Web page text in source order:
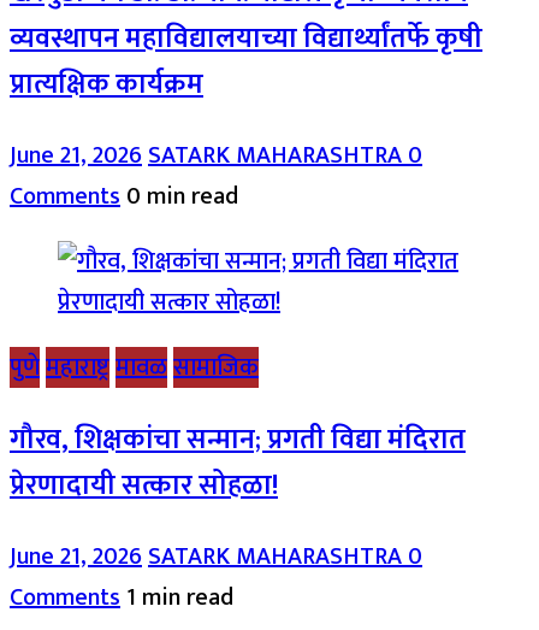
व्यवस्थापन महाविद्यालयाच्या विद्यार्थ्यांतर्फे कृषी
प्रात्यक्षिक कार्यक्रम
June 21, 2026SATARK MAHARASHTRA0
Comments0 min read
पुणेमहाराष्ट्रमावळसामाजिक
गौरव, शिक्षकांचा सन्मान; प्रगती विद्या मंदिरात
प्रेरणादायी सत्कार सोहळा!
June 21, 2026SATARK MAHARASHTRA0
Comments1 min read